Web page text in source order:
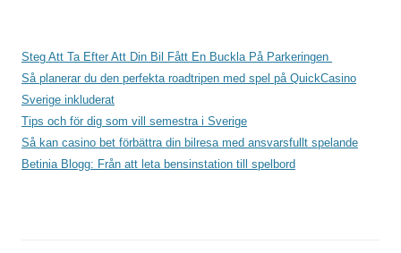
Steg Att Ta Efter Att Din Bil Fått En Buckla På Parkeringen
Så planerar du den perfekta roadtripen med spel på QuickCasino
Sverige inkluderat
Tips och för dig som vill semestra i Sverige
Så kan casino bet förbättra din bilresa med ansvarsfullt spelande
Betinia Blogg: Från att leta bensinstation till spelbord